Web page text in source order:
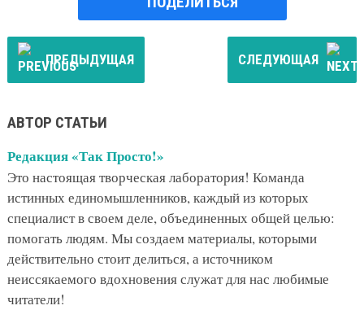
ПРЕДЫДУЩАЯ СЛЕДУЮЩАЯ
АВТОР СТАТЬИ
Редакция «Так Просто!»
Это настоящая творческая лаборатория! Команда
истинных единомышленников, каждый из которых
специалист в своем деле, объединенных общей целью:
помогать людям. Мы создаем материалы, которыми
действительно стоит делиться, а источником
неиссякаемого вдохновения служат для нас любимые
читатели!